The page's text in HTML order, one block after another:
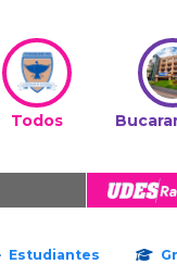
Todos
Estudiantes